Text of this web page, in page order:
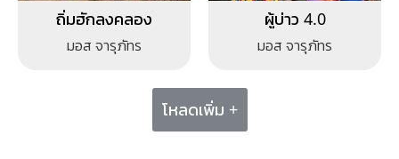
ถิ่มฮักลงคลอง
มอส จารุภัทร
ผู้บ่าว 4.0
มอส จารุภัทร
โหลดเพิ่ม +